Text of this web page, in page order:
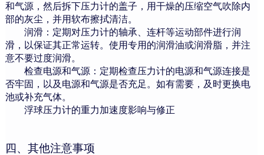
和气源，然后拆下压力计的盖子，用干燥的压缩空气吹除内
部的灰尘，并用软布擦拭清洁。
润滑：定期对压力计的轴承、连杆等运动部件进行润
滑，以保证其正常运转。使用专用的润滑油或润滑脂，并注
意不要过度润滑。
检查电源和气源：定期检查压力计的电源和气源连接是
否牢固，以及电源和气源是否充足。如有需要，及时更换电
池或补充气体。
浮球压力计的重力加速度影响与修正
四、其他注意事项